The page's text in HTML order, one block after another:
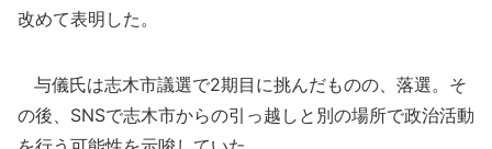
改めて表明した。
与儀氏は志木市議選で2期目に挑んだものの、落選。そ
の後、SNSで志木市からの引っ越しと別の場所で政治活動